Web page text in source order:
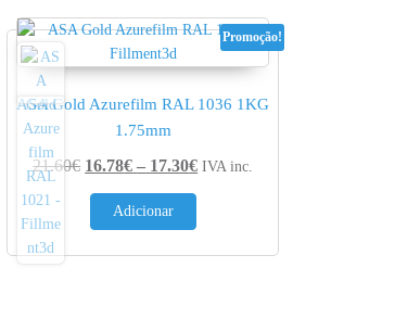
14.60€
Promoção!
ASA Gold Azurefilm RAL 1036 1KG
1.75mm
21.60€ 16.78€ – 17.30€Price range: 16.78€
IVA inc.
Adicionar